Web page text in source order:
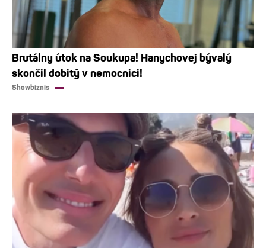
Brutálny útok na Soukupa! Hanychovej bývalý
skončil dobitý v nemocnici!
Showbiznis